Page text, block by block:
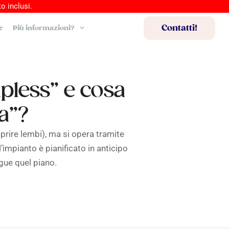
inclusi.
Più informazioni? Contatti!
e cosa
lembi), ma si opera tramite
è pianificato in anticipo
quel piano.